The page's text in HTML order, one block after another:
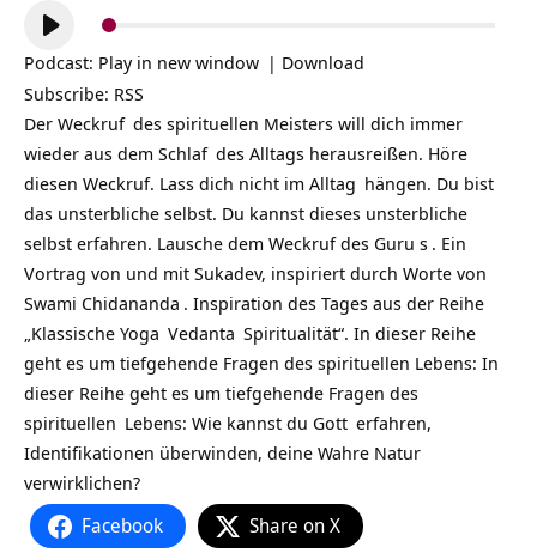
Audio-
Player
Podcast: Play in new window | Download
Subscribe: RSS
Der Weckruf des spirituellen Meisters will dich immer
wieder aus dem Schlaf des Alltags herausreißen. Höre
diesen Weckruf. Lass dich nicht im Alltag hängen. Du bist
das unsterbliche selbst. Du kannst dieses unsterbliche
selbst erfahren. Lausche dem Weckruf des Guru s . Ein
Vortrag von und mit Sukadev, inspiriert durch Worte von
Swami Chidananda . Inspiration des Tages aus der Reihe
„Klassische Yoga Vedanta Spiritualität“. In dieser Reihe
geht es um tiefgehende Fragen des spirituellen Lebens: In
dieser Reihe geht es um tiefgehende Fragen des
spirituellen Lebens: Wie kannst du Gott erfahren,
Identifikationen überwinden, deine Wahre Natur
verwirklichen?
Facebook Share on X